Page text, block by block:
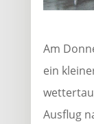
Am
ein
Ausflug